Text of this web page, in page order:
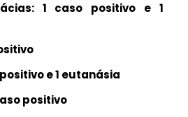
1 caso positivo e 1
e 1 eutanásia
positivo